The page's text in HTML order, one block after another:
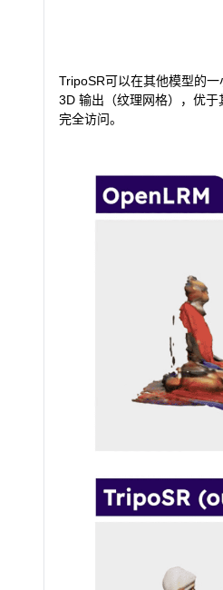
TripoSR可以在其他模型的
3D 输出（纹理网格），优
完全访问。